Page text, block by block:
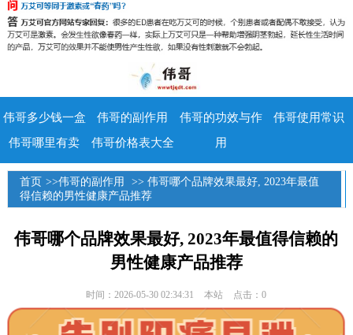
伟哥多少钱一盒 伟哥的副作用
伟哥的功效与作
用
伟哥使用常识
伟哥哪里有卖
伟哥价格表大全
首页 >>伟哥的副作用
>> 伟哥哪个品牌效果最好, 2023年最值
得信赖的男性健康产品推荐
伟哥哪个品牌效果最好, 2023年最值得信赖的
男性健康产品推荐
时间：2026-05-30 02:34:31 本站 点击：0